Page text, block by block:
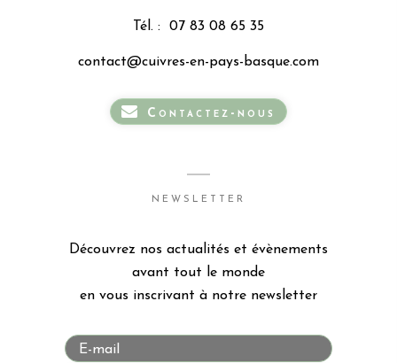
Tél. : 07 83 08 65 35
contact@cuivres-en-pays-basque.com
Contactez-nous
NEWSLETTER
Découvrez nos actualités et évènements
avant tout le monde
en vous inscrivant à notre newsletter